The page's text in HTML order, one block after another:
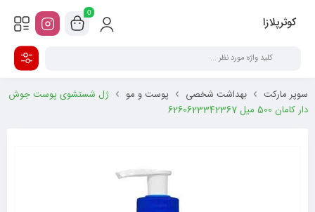
کوثرپلازا
0
سوپر مارکت بهداشت شخصی پوست و مو
ژل شستشوی پوست جوش
دار کامان 500 میل 6260623342367